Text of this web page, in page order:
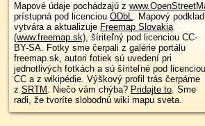
Mapové údaje pochádzajú z
prístupná pod licenciou ODbL. Mapový podklad
vytvára a aktualizuje Freemap Slovakia
(www.freemap.sk), šíriteľný pod licenciou CC-
BY-SA. Fotky sme čerpali z galérie portálu
freemap.sk, autori fotiek sú uvedení pri
jednotlivých fotkách a sú šíriteľné pod licenciou
CC a z wikipédie. Výškový profil trás čerpáme
z SRTM . Niečo vám chýba? Pridajte to. Sme
radi, že tvoríte slobodnú wiki mapu sveta.